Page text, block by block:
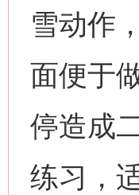
雪动作
面便于
停造成
练习，